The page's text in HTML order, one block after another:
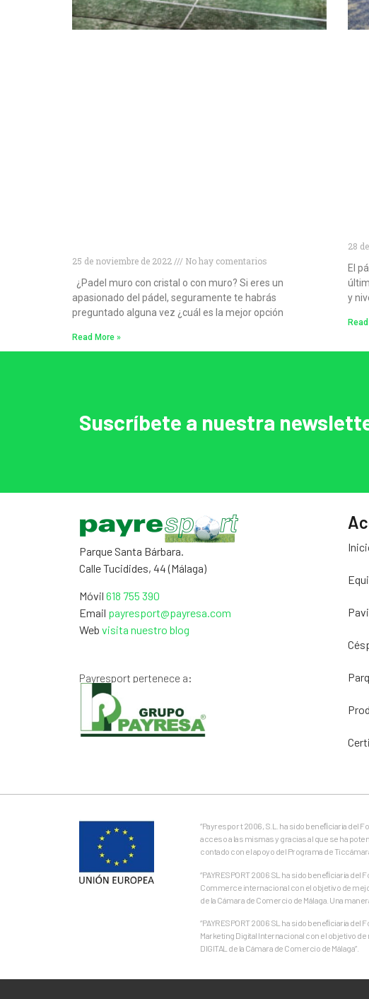
25 de noviembre de 2022
No hay comentarios
¿Padel muro con cristal o con muro? Si eres un
apasionado del pádel, seguramente te habrás
preguntado alguna vez ¿cuál es la mejor opción
Read More »
28
El
y
Suscríbete a nuestra
Parque Santa Bárbara.
Calle Tucidides, 44 (Málaga)
Móvil 618 755 390
Email payresport@payresa.com
Web visita nuestro blog
Payresport pertenece a:
“Payrespor t 2006, S.L. ha sido beneﬁciaria del
acceso a las mismas y gracias al que se ha
contado con el apoyo del Programa de
“PAYRESPORT 2006 SL ha sido beneﬁciaria
Commerce internacional con el objetivo de
de la Cámara de Comercio de Málaga. Una
“PAYRESPORT 2006 SL ha sido beneﬁciaria
Marketing Digital Internacional con el objetivo
DIGITAL de la Cámara de Comercio de Málaga”.